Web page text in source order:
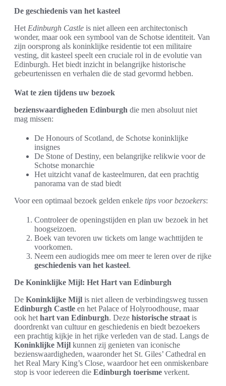
De geschiedenis van het kasteel
Het Edinburgh Castle is niet alleen een architectonisch
wonder, maar ook een symbool van de Schotse identiteit. Van
zijn oorsprong als koninklijke residentie tot een militaire
vesting, dit kasteel speelt een cruciale rol in de evolutie van
Edinburgh. Het biedt inzicht in belangrijke historische
gebeurtenissen en verhalen die de stad gevormd hebben.
Wat te zien tijdens uw bezoek
bezienswaardigheden Edinburgh die men absoluut niet
mag missen:
De Honours of Scotland, de Schotse koninklijke
insignes
De Stone of Destiny, een belangrijke relikwie voor de
Schotse monarchie
Het uitzicht vanaf de kasteelmuren, dat een prachtig
panorama van de stad biedt
Voor een optimaal bezoek gelden enkele tips voor bezoekers:
Controleer de openingstijden en plan uw bezoek in het
hoogseizoen.
Boek van tevoren uw tickets om lange wachttijden te
voorkomen.
Neem een audiogids mee om meer te leren over de rijke
geschiedenis van het kasteel.
De Koninklijke Mijl: Het Hart van Edinburgh
De Koninklijke Mijl is niet alleen de verbindingsweg tussen
Edinburgh Castle en het Palace of Holyroodhouse, maar
ook het hart van Edinburgh. Deze historische straat is
doordrenkt van cultuur en geschiedenis en biedt bezoekers
een prachtig kijkje in het rijke verleden van de stad. Langs de
Koninklijke Mijl kunnen zij genieten van iconische
bezienswaardigheden, waaronder het St. Giles’ Cathedral en
het Real Mary King’s Close, waardoor het een onmiskenbare
stop is voor iedereen die Edinburgh toerisme verkent.